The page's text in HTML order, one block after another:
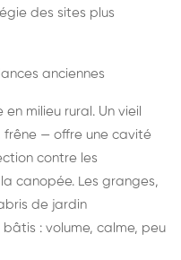
des sites plus
anciennes
milieu rural. Un vieil
frêne — offre une cavité
contre les
canopée. Les granges,
de jardin
: volume, calme, peu